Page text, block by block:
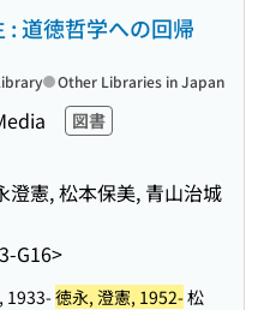
: 道徳哲学への回帰
図書
澄憲, 松本保美, 青山治城
G16>
Other Libraries in Japan
1933-徳永, 澄憲, 1952-松